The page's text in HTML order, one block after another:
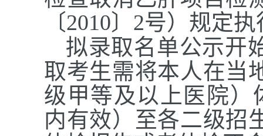
〔2010〕2号）规定
拟录取名单公示开
取考生需将本人在当
级甲等及以上医院）
内有效）至各二级招